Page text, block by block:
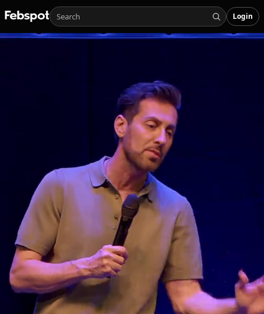
Login